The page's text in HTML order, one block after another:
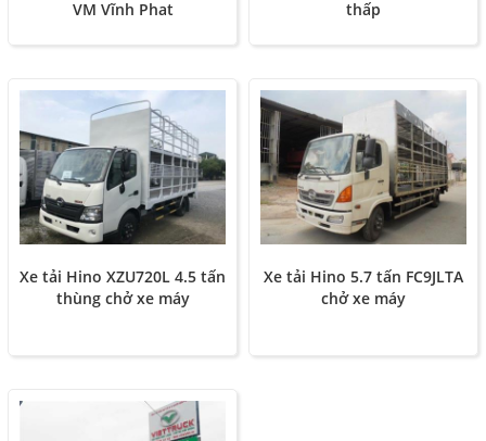
VM Vĩnh Phat
thấp
Xe tải Hino XZU720L 4.5 tấn
thùng chở xe máy
Xe tải Hino 5.7 tấn FC9JLTA
chở xe máy